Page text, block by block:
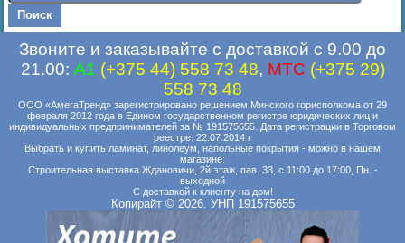
Звоните и заказывайте с доставкой с 9.00 до
21.00: A1 (+375 44) 558 73 48, MTC (+375 29)
558 73 48
ООО «АмегаТренд» зарегистрировано решением Минского горисполкома от 29
февраля 2012 года в Едином государственном регистре юридических лиц и
индивидуальных предпринимателей за № 191575655. Дата регистрации в Торговом
реестре: 22.07.2014 г
Выбрать и купить ламинат, линолеум, напольные покрытия - можно в нашем
магазине:
Строительная выставка Ждановичи, 2й этаж, пав. 33, с 11:00 до 17:00, Пн. -
выходной
С доставкой к клиенту на дом!
Копирайт © 2026. УНП 191575655